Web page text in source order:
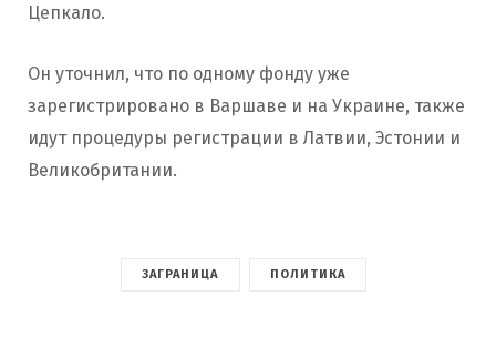
Цепкало.
Он уточнил, что по одному фонду уже
зарегистрировано в Варшаве и на Украине, также
идут процедуры регистрации в Латвии, Эстонии и
Великобритании.
ЗАГРАНИЦА ПОЛИТИКА